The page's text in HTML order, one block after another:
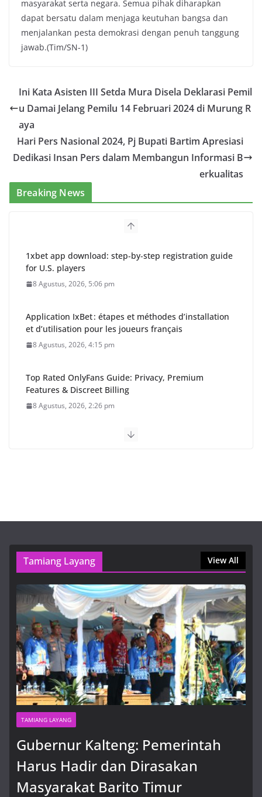
masyarakat serta negara. Semua pihak diharapkan
dapat bersatu dalam menjaga keutuhan bangsa dan
menjalankan pesta demokrasi dengan penuh tanggung
jawab.(Tim/SN-1)
Ini Kata Asisten III Setda Mura Disela Deklarasi Pemil
u Damai Jelang Pemilu 14 Februari 2024 di Murung R
aya
Hari Pers Nasional 2024, Pj Bupati Bartim Apresiasi
Dedikasi Insan Pers dalam Membangun Informasi B
erkualitas
Breaking News
1xbet app download: step‑by‑step registration guide
for U.S. players
8 Agustus, 2026, 5:06 pm
Application IxBet : étapes et méthodes d’installation
et d’utilisation pour les joueurs français
8 Agustus, 2026, 4:15 pm
Top Rated OnlyFans Guide: Privacy, Premium
Features & Discreet Billing
8 Agustus, 2026, 2:26 pm
Gubernur Kalteng: Pemerintah
Momentum Perkuat Sinergi dan
1xbet Official Site APK Overview and Options for U.S.
Players
8 Agustus, 2026, 5:42 pm
Tamiang Layang View All
TAMIANG LAYANG
Gubernur Kalteng: Pemerintah
Harus Hadir dan Dirasakan
Masyarakat Barito Timur